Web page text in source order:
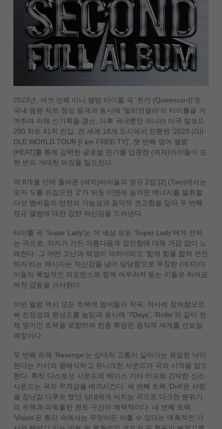
2023년, 여섯 번째 미니 앨범 타이틀 곡 '퀸카 (Queencard)'로
국내 음원 차트 정상 등극과 동시에 ‘밀리언셀러’의 타이틀을 거
머쥐며 자체 신기록을 갱신, 이후 국내뿐만 아니라 미국 빌보드
200 차트 41위 진입, 전 세계 18개 도시에서 진행된 '2023 (G)I-
DLE WORLD TOUR [I am FREE-TY]', 첫 번째 영어 앨범
[HEAT]를 통해 강력한 글로벌 인기를 입증한 (여자)아이들이 또
한 번의 거대한 파장을 일으킨다.
약 8개월 만에 돌아온 (여자)아이들의 정규 2집 [2] (Two)에서는
숫자 ‘5’를 뒤집으면 ‘2’가 되듯 이면에 숨겨진 에너지를 발휘할
다섯 멤버들의 반전의 가능성과 음악적 견고함을 담아 두 번째
정규 앨범에 대한 강한 자신감을 드러낸다.
타이틀 곡 'Super Lady'는 이 세상 모든 ‘Super Lady’에게 전하
는 곡으로, 각자가 가진 아름다움과 강인함에 대해 가감 없이 노
래한다. 그 어떤 고난과 역경이 닥치더라도 ‘함께 힘을 합쳐 전진
하자’라는 메시지는 자신감을 넘어 당당함으로 무장한 (여자)아
이들의 폭발적인 퍼포먼스와 함께 어우러져 듣는 이들로 하여금
벅찬 감동을 선사한다.
이번 앨범 역시 모든 트랙에 멤버들이 작곡, 작사에 참여함으로
써 진정성과 완성도를 높임과 동시에 '7Days', 'Rollie'와 같이 전
체 영어인 트랙을 포함하여 한층 확장된 음악적 세계를 선보일
예정이다.
두 번째 트랙 'Revenge'는 상대의 고통이 살아가는 유일한 낙이
된다는 가사와 클래식하고 유니크한 사운드가 곡의 시작을 압도
한다. 특히 디스토션 사운드의 베이스 기타 리프와 긴박한 신스
사운드는 곡의 무게감을 배가시킨다. 세 번째 트랙 'Doll'은 사랑
을 장난감 다루듯 했던 상대에게 바치는 곡으로 다크한 분위기
의 트랙과 파워풀한 챈트 구간이 매력적이다. 네 번째 트랙
'Vision'은 환각 속에서는 무엇이든 이룰 수 있다는 매혹적인 가